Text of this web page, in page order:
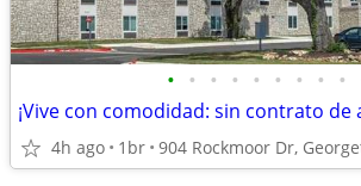
• • • • • • • • •
4h ago 1br 904 Rockmoor Dr,